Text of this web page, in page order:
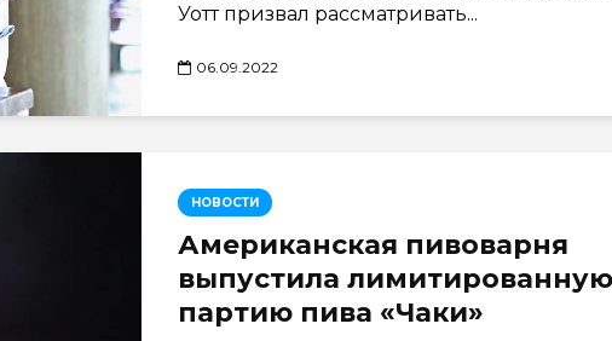
Уотт призвал рассматривать...
06.09.2022
НОВОСТИ
Американская пивоварня
выпустила лимитированную
партию пива «Чаки»